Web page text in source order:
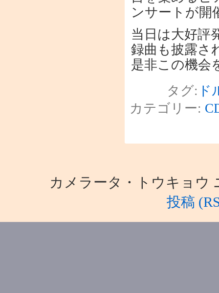
ンサートが開
当日は大好評
録曲も披露さ
是非この機会
タグ: ド
カテゴリー:
カメラータ・トウキョウ
投稿